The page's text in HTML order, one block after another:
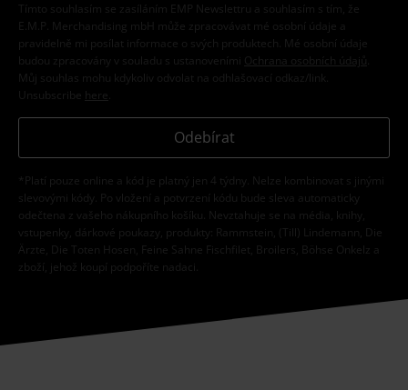
Tímto souhlasím se zasíláním EMP Newslettru a souhlasím s tím, že
E.M.P. Merchandising mbH může zpracovávat mé osobní údaje a
pravidelně mi posílat informace o svých produktech. Mé osobní údaje
budou zpracovány v souladu s ustanoveními
Ochrana osobních údajů
Můj souhlas mohu kdykoliv odvolat na odhlašovací odkaz/link.
Unsubscribe here
Odebírat
*Platí pouze online a kód je platný jen 4 týdny. Nelze kombinovat s jinými
slevovými kódy. Po vložení a potvrzení kódu bude sleva automaticky
odečtena z vašeho nákupního košíku. Nevztahuje se na média, knihy,
vstupenky, dárkové poukazy, produkty: Rammstein, (Till) Lindemann, Die
Ärzte, Die Toten Hosen, Feine Sahne Fischfilet, Broilers, Böhse Onkelz a
zboží, jehož koupí podpoříte nadaci.